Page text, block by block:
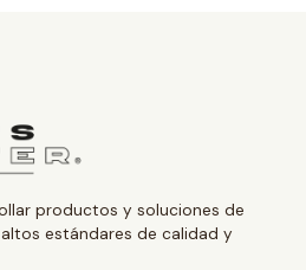
productos y soluciones de
estándares de calidad y